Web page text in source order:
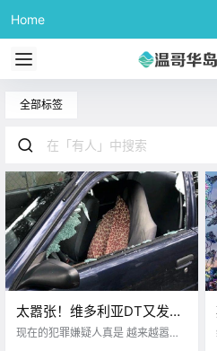
Home
全部标签
太嚣张！维多利亚DT又发生
砸车事件… 罪魁祸首可能精
现在的犯罪嫌疑人真是 越来越嚣张